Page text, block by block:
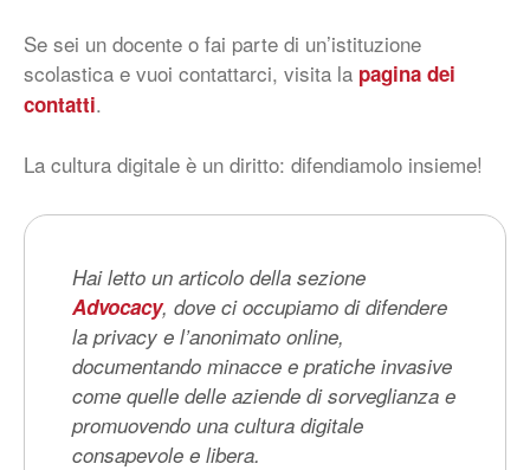
Se sei un docente o fai parte di un’istituzione
scolastica e vuoi contattarci, visita la pagina dei
contatti.
La cultura digitale è un diritto: difendiamolo insieme!
Hai letto un articolo della sezione
Advocacy, dove ci occupiamo di difendere
la privacy e l’anonimato online,
documentando minacce e pratiche invasive
come quelle delle aziende di sorveglianza e
promuovendo una cultura digitale
consapevole e libera.